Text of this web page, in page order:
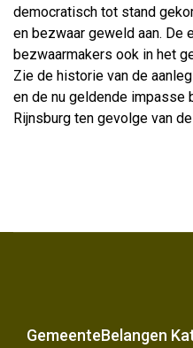
democratisch tot stand
en bezwaar geweld aan. De
bezwaarmakers ook in het
Zie de historie van de
en de nu geldende impasse
Rijnsburg ten gevolge van
GemeenteBelangen